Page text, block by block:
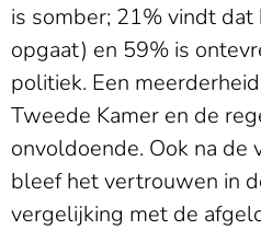
is somber; 21% vindt
opgaat) en 59% is
politiek. Een
Tweede Kamer en de
onvoldoende. Ook na de
bleef het vertrouwen in
vergelijking met de